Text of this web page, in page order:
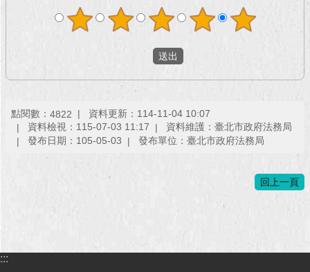
導
English
新
點閱數： 4822
資料更新：114-11-04 10:07
資料檢視：115-07-03 11:17
資料維護：臺北市政府法務局
發布日期：105-05-03
發布單位：臺北市政府法務局
回上一頁
:::